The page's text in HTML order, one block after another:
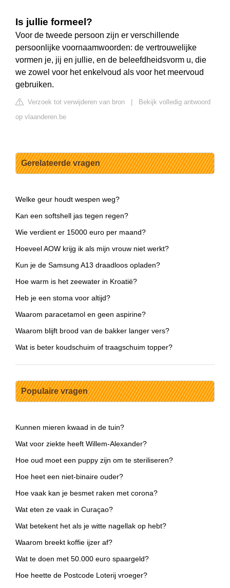
Is jullie formeel?
Voor de tweede persoon zijn er verschillende
persoonlijke voornaamwoorden: de vertrouwelijke
vormen je, jij en jullie, en de beleefdheidsvorm u, die
we zowel voor het enkelvoud als voor het meervoud
gebruiken.
Verzoek tot verwijderen van bron
Bekijk volledig antwoord
op vlaanderen.be
Gerelateerde vragen
Welke geur houdt wespen weg?
Kan een softshell jas tegen regen?
Wie verdient er 15000 euro per maand?
Hoeveel AOW krijg ik als mijn vrouw niet werkt?
Kun je de Samsung A13 draadloos opladen?
Hoe warm is het zeewater in Kroatië?
Heb je een stoma voor altijd?
Waarom paracetamol en geen aspirine?
Waarom blijft brood van de bakker langer vers?
Wat is beter koudschuim of traagschuim topper?
Populaire vragen
Kunnen mieren kwaad in de tuin?
Wat voor ziekte heeft Willem-Alexander?
Hoe oud moet een puppy zijn om te steriliseren?
Hoe heet een niet-binaire ouder?
Hoe vaak kan je besmet raken met corona?
Wat eten ze vaak in Curaçao?
Wat betekent het als je witte nagellak op hebt?
Waarom breekt koffie ijzer af?
Wat te doen met 50.000 euro spaargeld?
Hoe heette de Postcode Loterij vroeger?